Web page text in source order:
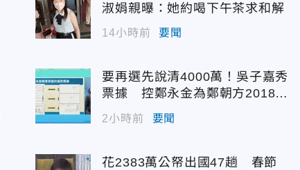
淑娟親曝：她約喝下午茶求和解
14小時前 要聞
要再選先說清4000萬！吳子嘉秀
票據 控鄭永金為鄭朝方2018選
縣長籌錢未還
2小時前 要聞
花2383萬公帑出國47趟 春節